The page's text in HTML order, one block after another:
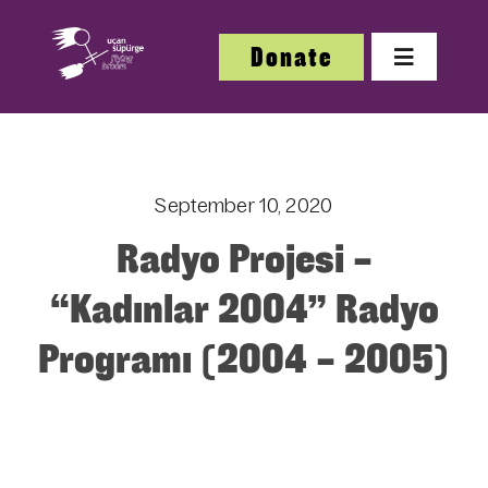
content
Toggle
Our
Donate
September 10, 2020
Radyo Projesi –
“Kadınlar 2004” Radyo
Programı (2004 – 2005)